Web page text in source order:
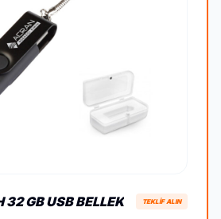
GB USB BELLEK TEKLİF ALIN